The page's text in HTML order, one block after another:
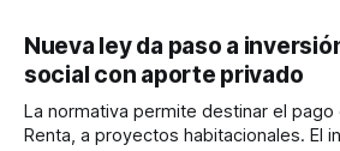
Nueva ley da paso a
social con aporte privado
La normativa permite destinar el pago
Renta, a proyectos habitacionales. El